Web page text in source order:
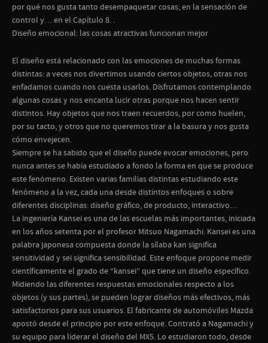
por qué nos gusta tanto desempaquetar cosas; en la sensación de
control y… en el Capítulo 8. .
Diseño emocional: las cosas atractivas funcionan mejor
El diseño está relacionado con las emociones de muchas formas
distintas: a veces nos divertimos usando ciertos objetos, otras nos
enfadamos cuando nos cuesta usarlos. Disfrutamos contemplando
algunas cosas y nos encanta lucir otras porque nos hacen sentir
distintos. Hay objetos que nos traen recuerdos, por como huelen,
por su tacto, y otros que no queremos tirar a la basura y nos gusta
cómo envejecen.
Siempre se ha sabido que el diseño puede evocar emociones, pero
nunca antes se había estudiado a fondo la forma en que se produce
este fenómeno. Existen varias familias distintas estudiando este
fenómeno a la vez, cada una desde distintos enfoques o sobre
diferentes disciplinas: diseño gráfico, de producto, interactivo…
La ingeniería Kansei es una de las escuelas más importantes, iniciada
en los años setenta por el profesor Mitsuo Nagamachi. Kansei es una
palabra japonesa compuesta donde la sílaba kan significa
sensitividad y sei significa sensibilidad. Este enfoque propone medir
científicamente el grado de “kansei” que tiene un diseño específico.
Midiendo las diferentes respuestas emocionales respecto a los
objetos (y sus partes), se pueden lograr diseños más efectivos, más
satisfactorios para sus usuarios. El fabricante de automóviles Mazda
apostó desde el principio por este enfoque. Contrató a Nagamachi y
su equipo para liderar el diseño del MX5. Lo estudiaron todo, desde